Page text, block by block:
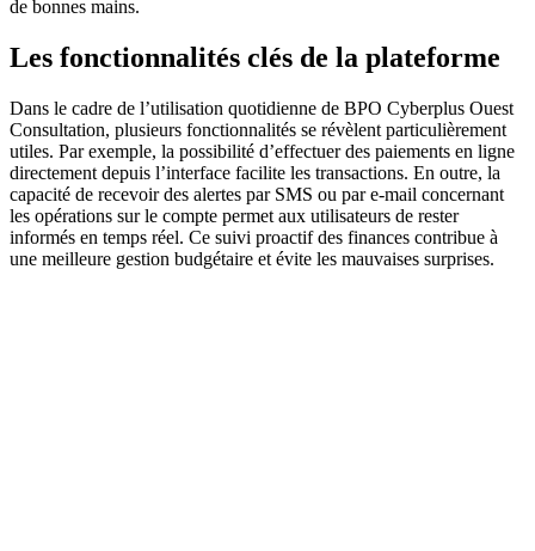
de bonnes mains.
Les fonctionnalités clés de la plateforme
Dans le cadre de l’utilisation quotidienne de BPO Cyberplus Ouest
Consultation, plusieurs fonctionnalités se révèlent particulièrement
utiles. Par exemple, la possibilité d’effectuer des paiements en ligne
directement depuis l’interface facilite les transactions. En outre, la
capacité de recevoir des alertes par SMS ou par e-mail concernant
les opérations sur le compte permet aux utilisateurs de rester
informés en temps réel. Ce suivi proactif des finances contribue à
une meilleure gestion budgétaire et évite les mauvaises surprises.